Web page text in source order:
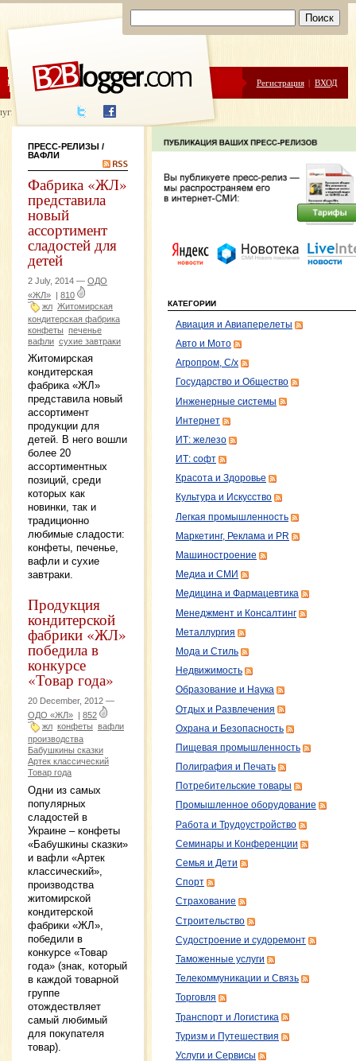
ЦЕНЫ ПОМОЩЬ Регистрация | ВХОД
написания
ПРЕСС-РЕЛИЗЫ /
ВАФЛИ
Фабрика «ЖЛ»
представила
новый
ассортимент
сладостей для
детей
2 July, 2014 — ОДО
«ЖЛ» | 810
жл Житомирская
кондитерская фабрика
конфеты печенье
вафли сухие завтраки
Житомирская
кондитерская
фабрика «ЖЛ»
представила новый
ассортимент
продукции для
детей. В него вошли
более 20
ассортиментных
позиций, среди
которых как
новинки, так и
традиционно
любимые сладости:
конфеты, печенье,
вафли и сухие
завтраки.
Продукция
кондитерской
фабрики «ЖЛ»
победила в
конкурсе
«Товар года»
20 December, 2012 —
ОДО «ЖЛ» | 852
жл конфеты вафли
производства
Бабушкины сказки
Артек классический
Товар года
Одни из самых
популярных
сладостей в
Украине – конфеты
«Бабушкины сказки»
и вафли «Артек
классический»,
производства
житомирской
кондитерской
фабрики «ЖЛ»,
победили в
конкурсе «Товар
года» (знак, который
в каждой товарной
группе
отождествляет
самый любимый
для покупателя
товар).
КАТЕГОРИИ
Авиация и Авиаперелеты
Авто и Мото
Агропром, С/х
Государство и Общество
Инженерные системы
Интернет
ИТ: железо
ИТ: софт
Красота и Здоровье
Культура и Искусство
Легкая промышленность
Маркетинг, Реклама и PR
Машиностроение
Медиа и СМИ
Медицина и Фармацевтика
Менеджмент и Консалтинг
Металлургия
Мода и Стиль
Недвижимость
Образование и Наука
Отдых и Развлечения
Охрана и Безопасность
Пищевая промышленность
Полиграфия и Печать
Потребительские товары
Промышленное оборудование
Работа и Трудоустройство
Семинары и Конференции
Семья и Дети
Спорт
Страхование
Строительство
Судостроение и судоремонт
Таможенные услуги
Телекоммуникации и Связь
Торговля
Транспорт и Логистика
Туризм и Путешествия
Услуги и Сервисы